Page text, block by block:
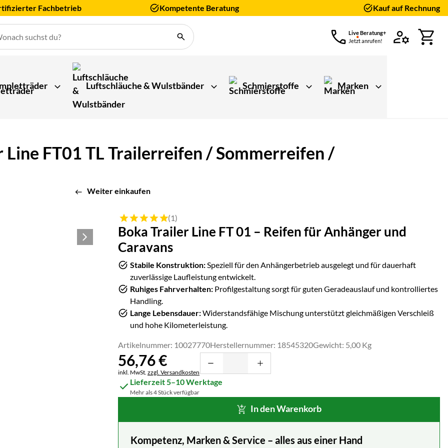
Fachbetrieb Kompetente Beratung Kauf auf Rechnung
Live Beratung+
Jetzt anrufen!
Luftschläuche & Wulstbänder Schmierstoffe Marken
FT01 TL Trailerreifen / Sommerreifen /
Weiter einkaufen
Bewertung: 5 von 5 (1 Bewertungen)
(1)
Boka Trailer Line FT 01 – Reifen für Anhänger und
Caravans
Stabile Konstruktion: Speziell für den Anhängerbetrieb ausgelegt und für dauerhaft
zuverlässige Laufleistung entwickelt.
Ruhiges Fahrverhalten: Profilgestaltung sorgt für guten Geradeauslauf und kontrolliertes
Handling.
Lange Lebensdauer:Widerstandsfähige Mischung unterstützt gleichmäßigen Verschleiß
und hohe Kilometerleistung.
Artikelnummer: 10027770Herstellernummer: 18545320Gewicht: 5,00 Kg
56,76€
Steuerhinweis:
inkl. MwSt. zzgl. Versandkosten
Lieferzeit 5–10 Werktage
Mehr als 4 Stück verfügbar
In den Warenkorb
Kompetenz, Marken & Service – alles aus einer Hand